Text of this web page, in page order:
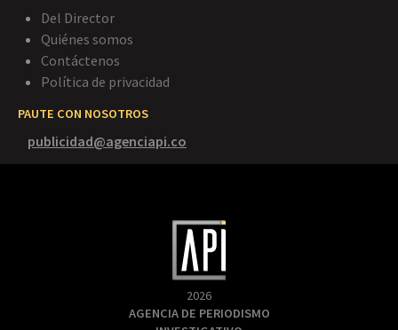
Del Director
Quiénes somos
Contáctenos
Política de privacidad
PAUTE CON NOSOTROS
publicidad@agenciapi.co
2026
AGENCIA DE PERIODISMO